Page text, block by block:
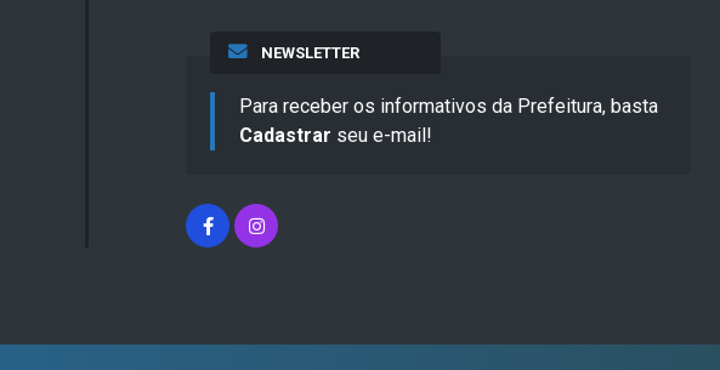
NEWSLETTER
Para receber os informativos da Prefeitura, basta
Cadastrar seu e-mail!